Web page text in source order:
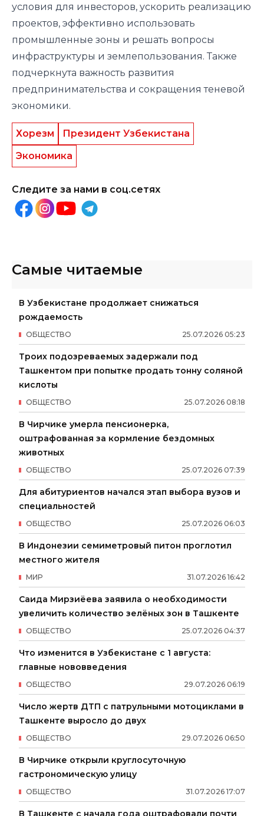
условия для инвесторов, ускорить реализацию
проектов, эффективно использовать
промышленные зоны и решать вопросы
инфраструктуры и землепользования. Также
подчеркнута важность развития
предпринимательства и сокращения теневой
экономики.
Хорезм
Президент Узбекистана
Экономика
Следите за нами в соц.сетях
Самые читаемые
В Узбекистане продолжает снижаться
рождаемость
25.07.2026 05:23
ОБЩЕСТВО
Троих подозреваемых задержали под
Ташкентом при попытке продать тонну соляной
кислоты
25.07.2026 08:18
ОБЩЕСТВО
В Чирчике умерла пенсионерка,
оштрафованная за кормление бездомных
животных
25.07.2026 07:39
ОБЩЕСТВО
Для абитуриентов начался этап выбора вузов и
специальностей
25.07.2026 06:03
ОБЩЕСТВО
В Индонезии семиметровый питон проглотил
местного жителя
31.07.2026 16:42
МИР
Саида Мирзиёева заявила о необходимости
увеличить количество зелёных зон в Ташкенте
25.07.2026 04:37
ОБЩЕСТВО
Что изменится в Узбекистане с 1 августа:
главные нововведения
29.07.2026 06:19
ОБЩЕСТВО
Число жертв ДТП с патрульными мотоциклами в
Ташкенте выросло до двух
29.07.2026 06:50
ОБЩЕСТВО
В Чирчике открыли круглосуточную
гастрономическую улицу
31.07.2026 17:07
ОБЩЕСТВО
В Ташкенте с начала года оштрафовали почти